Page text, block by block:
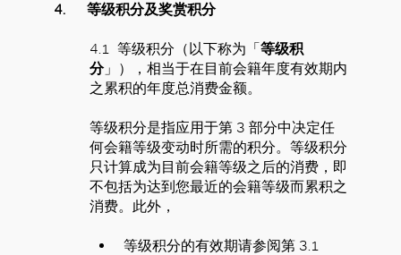
4. 等级积分及奖赏积分
4.1 等级积分（以下称为「等级积
分」），相当于在目前会籍年度有效期内
之累积的年度总消费金额。
等级积分是指应用于第 3 部分中决定任
何会籍等级变动时所需的积分。等级积分
只计算成为目前会籍等级之后的消费，即
不包括为达到您最近的会籍等级而累积之
消费。此外，
等级积分的有效期请参阅第 3.1